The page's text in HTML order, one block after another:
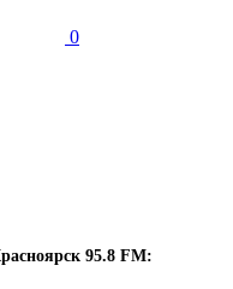
0
95.8 FM: